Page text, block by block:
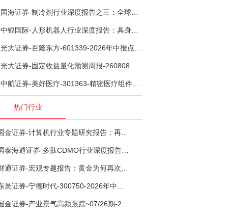
光大证券-固定收益量化预测周报-260808
热门行业